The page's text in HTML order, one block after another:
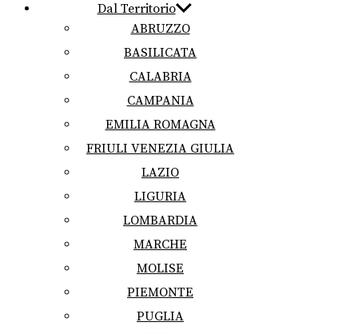
Dal Territorio
ABRUZZO
BASILICATA
CALABRIA
CAMPANIA
EMILIA ROMAGNA
FRIULI VENEZIA GIULIA
LAZIO
LIGURIA
LOMBARDIA
MARCHE
MOLISE
PIEMONTE
PUGLIA